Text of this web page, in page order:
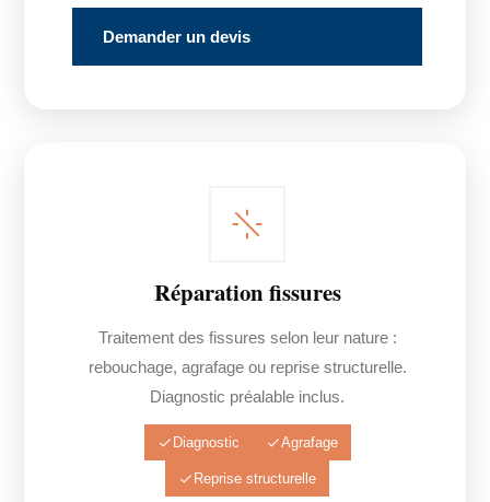
Demander un devis
Réparation fissures
Traitement des fissures selon leur nature :
rebouchage, agrafage ou reprise structurelle.
Diagnostic préalable inclus.
Diagnostic Agrafage
Reprise structurelle